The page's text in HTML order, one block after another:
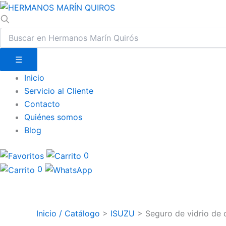
☰
Inicio
Servicio al Cliente
Contacto
Quiénes somos
Blog
0
0
Inicio / Catálogo > ISUZU > Seguro de vidrio de